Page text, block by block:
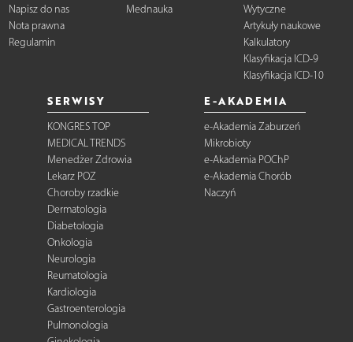
Napisz do nas
Nota prawna
Regulamin
Mednauka
Wytyczne
Artykuły naukowe
Kalkulatory
Klasyfikacja ICD-9
Klasyfikacja ICD-10
SERWISY
KONGRES TOP
MEDICAL TRENDS
Menedżer Zdrowia
Lekarz POZ
Choroby rzadkie
Dermatologia
Diabetologia
Onkologia
Neurologia
Reumatologia
Kardiologia
Gastroenterologia
Pulmonologia
E-AKADEMIA
e-Akademia Zaburzeń
Mikrobioty
e-Akademia POChP
e-Akademia Chorób
Naczyń